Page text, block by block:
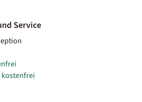
Service
kostenfrei